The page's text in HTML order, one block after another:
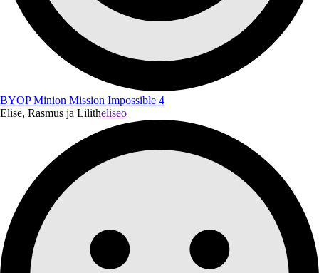
BYOP Minion Mission Impossible 4
Elise, Rasmus ja Lilitheliseo